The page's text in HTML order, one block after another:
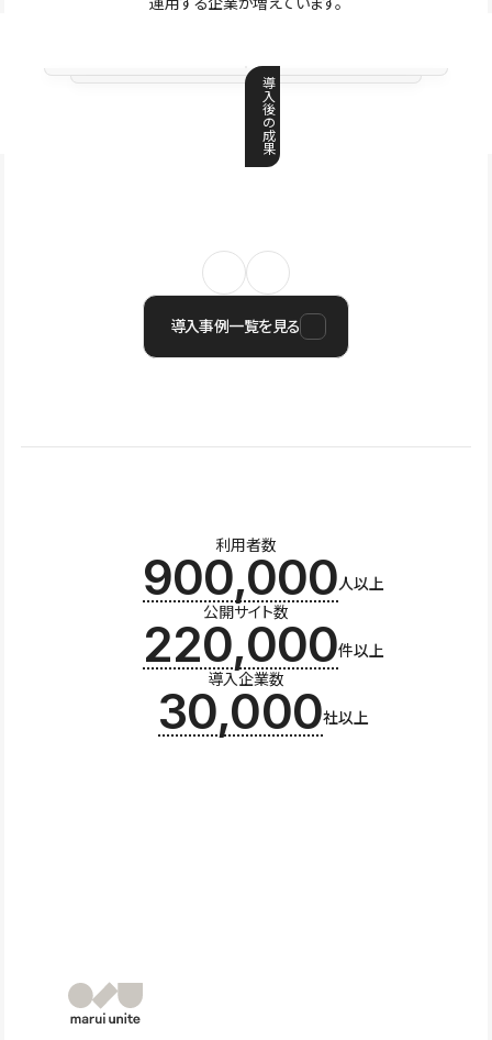
導
入
後
の
成
果
導入事例一覧を見る
利用者数
900,000人以上
公開サイト数
220,000件以上
導入企業数
30,000社以上